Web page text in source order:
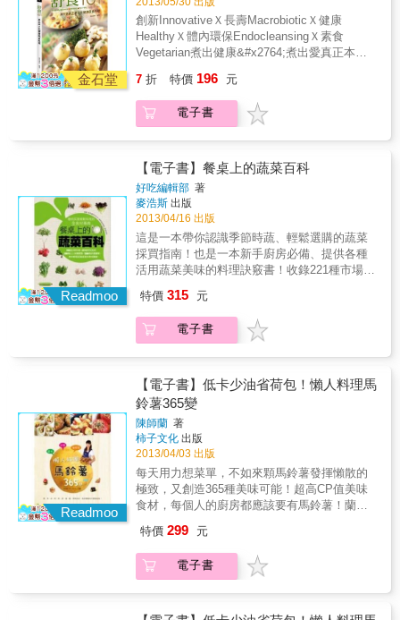
果能帶來什麼營養，以及每100公克含多少熱
量，讓大家吃美味外，還能兼顧健康與維持好
身材。 ◆特色5簡單易學食譜 每道食譜皆標示
食用份量、烹調時間、作者叮嚀，食譜約5～30
分鐘就可以完成，步驟簡單，美味更加分！ ◆
閱讀容易、貼心超實用，讓您一目瞭然，馬上
就可以找到想要學習的各式料理，且不會浪費
任何食材。
出一鍋料多豐富的好湯，卻不知如何搭配食
材，請看「Chapter5繽紛湯品」，令人垂涎的
創意食譜，讓你學會變化與搭配，煮出溫暖自
己，也溫暖全家人的好菜。 & 這本書，為想追
求健康窈窕的你，帶來做菜的樂趣與驚喜， 教
現，高纖低卡的青菜料理不再一成不變， 意想
不到的搭配，讓每一口都充滿巧思。 學會這些
創意食譜，你也能變身時尚健康的飲食達人。
& 【本書特色】 & ◎本書教你用簡單食材，做
出多種不同變化的好菜，蔬食料理不再一成不
變。 ◎創意食譜，讓你親近廚房，自己做出安
心的佳餚。 ◎專業營養師，為每道食譜計算熱
量，是本兼顧實用與健康的食譜書。 ◎如果你
是外食族，本書有輕鬆料理的「涼拌輕食」與
「清炒食譜」，不費太多時間，就能輕鬆吃到
美味。
金石堂
創新InnovativeＸ長壽MacrobioticＸ健康
HealthyＸ體內環保EndocleansingＸ素食
Vegetarian煮出健康&#x2764;煮出愛真正本土
防及改善慢性疾病最好的途徑，於是坊間各式
素食餐館林立。但為了補足素食在口感上的差
異，許多素食業者以高油脂、過多調味料的方
用者心血管的負擔，更易引發癌症。臺安醫院
自1997年引進「NEWSTART新起點」推行全人
健康，除了生活習慣，更加強調飲食習慣的更
新。本食譜《舒食101》即是由臺安醫院專業營
養師團隊親手打造，結合多年來實際臨床經
驗，再搭配「新起點」烹調原則，是一本真正
美味可口的醫療級素食譜。不但符合慢性病患
的飲食原則，更適合重視養生健康的民眾在家
自行料理。本書共101道舒食料理，分成4個部
愛醬料DIY。本書特色★真正本土化健康蔬食料
理★完全不含反式脂肪，真正醫療級的健康素
食食譜★新地點國際機構台灣唯一授權出版★
本系列叢書榮獲國民健康局年十大健康好書
7 折 特價 196 元
電子書
Readmoo
【電子書】餐桌上的蔬菜百科
好吃編輯部 著
麥浩斯 出版
2013/04/16 出版
這是一本帶你認識季節時蔬、輕鬆選購的蔬菜
採買指南！也是一本新手廚房必備、提供各種
活用蔬菜美味的料理訣竅書！收錄221種市場最
常菜是你買菜、做菜的最佳實用秘笈。跟著季
節買好菜，是再自然不過的飲食步調，走進市
場，除了想要買到當季的盛產好物，更重要的
帶你進一步認識各種台灣在地蔬菜，如何用看
的、摸的、聞的挑到好食材？買回家後該如何
處理、如何保存、如何料理？蔬菜從頭到尾有
哪些不浪費的聰明用法？依料理方式不同有哪
些適合的各式切法？從產季、挑選、處理、切
工、保存到料理，1500張以上的詳細圖解一看
就懂。另外，書中也收錄108道最好上手、充分
發揮蔬菜美味的簡單料理。這不僅是一本認識
台灣蔬菜的最佳食材百科，也是一本廚房必
備，助你輕鬆做菜的超實用料理書。本書特色
最齊全，從採買、烹煮到食用的最佳指南什麼
方法可以讓金針菇煮湯不要散掉？切洋蔥淚眼
汪汪該怎麼辦？ 春夏秋冬該買什麼蔬菜最美
特價 315 元
電子書
Readmoo
【電子書】低卡少油省荷包！懶人料理馬
鈴薯365變
陳師蘭 著
柿子文化 出版
2013/04/03 出版
每天用力想菜單，不如來顆馬鈴薯發揮懶散的
極致，又創造365種美味可能！超高CP值美味
食材，每個人的廚房都應該要有馬鈴薯！蘭姆
的瘋狂熱愛──據說已達「只要幾天不見她，就
彷彿身邊缺少了什麼，每次見到她，眼光就再
也難以離開，只想緊握住她，將她變成生命的
特價 299 元
電子書